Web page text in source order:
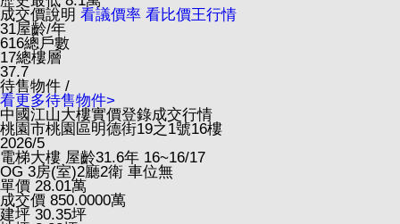
成交價說明 看議價率 看比價王行情
31屋齡/年
616總戶數
17總樓層
37.7
待售物件 /
看更多待售物件>
中國江山大樓實價登錄成交行情
桃園市桃園區明德街19之1號16樓
2026/5
電梯大樓 屋齡31.6年 16~16/17
OG 3房(室)2廳2衛 車位無
單價 28.01萬
成交價 850.0000萬
建坪 30.35坪